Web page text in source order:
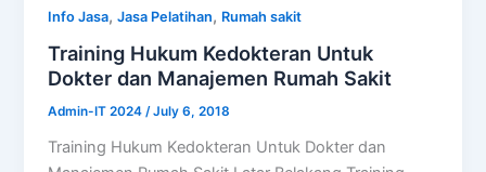
Info Jasa,Jasa Pelatihan, Rumah sakit
Training Hukum Kedokteran Untuk
Dokter dan Manajemen Rumah Sakit
Admin-IT 2024/July 6, 2018
Training Hukum Kedokteran Untuk Dokter dan